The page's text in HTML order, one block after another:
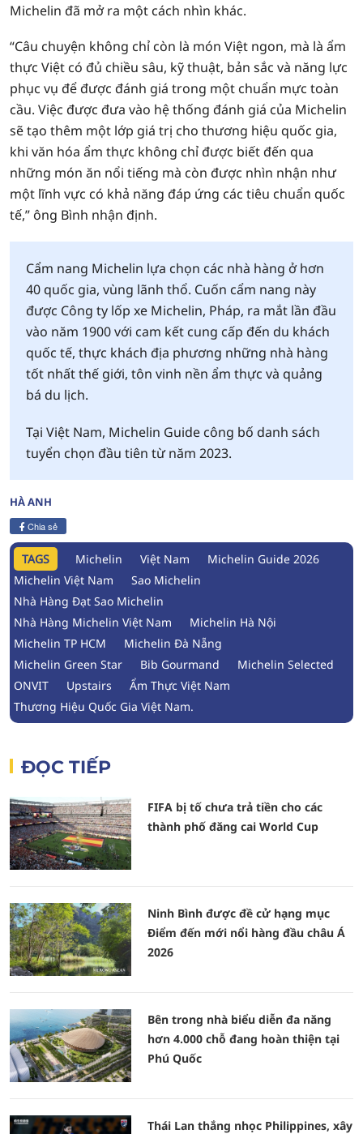
Michelin đã mở ra một cách nhìn khác.
“Câu chuyện không chỉ còn là món Việt ngon, mà là ẩm
thực Việt có đủ chiều sâu, kỹ thuật, bản sắc và năng lực
phục vụ để được đánh giá trong một chuẩn mực toàn
cầu. Việc được đưa vào hệ thống đánh giá của Michelin
sẽ tạo thêm một lớp giá trị cho thương hiệu quốc gia,
khi văn hóa ẩm thực không chỉ được biết đến qua
những món ăn nổi tiếng mà còn được nhìn nhận như
một lĩnh vực có khả năng đáp ứng các tiêu chuẩn quốc
tế,” ông Bình nhận định.
Cẩm nang Michelin lựa chọn các nhà hàng ở hơn
40 quốc gia, vùng lãnh thổ. Cuốn cẩm nang này
được Công ty lốp xe Michelin, Pháp, ra mắt lần đầu
vào năm 1900 với cam kết cung cấp đến du khách
quốc tế, thực khách địa phương những nhà hàng
tốt nhất thế giới, tôn vinh nền ẩm thực và quảng
bá du lịch.
Tại Việt Nam, Michelin Guide công bố danh sách
tuyển chọn đầu tiên từ năm 2023.
HÀ ANH
Chia sẻ
TAGS Michelin Việt Nam
Michelin Guide 2026
Michelin Việt Nam
Sao Michelin
Nhà Hàng Đạt Sao Michelin
Nhà Hàng Michelin Việt Nam
Michelin Hà Nội
Michelin TP HCM
Michelin Đà Nẵng
Michelin Green Star
Bib Gourmand
Michelin Selected
ONVIT
Upstairs
Ẩm Thực Việt Nam
Thương Hiệu Quốc Gia Việt Nam.
ĐỌC TIẾP
FIFA bị tố chưa trả tiền cho các
thành phố đăng cai World Cup
Ninh Bình được đề cử hạng mục
Điểm đến mới nổi hàng đầu châu Á
2026
Bên trong nhà biểu diễn đa năng
hơn 4.000 chỗ đang hoàn thiện tại
Phú Quốc
Thái Lan thắng nhọc Philippines, xây